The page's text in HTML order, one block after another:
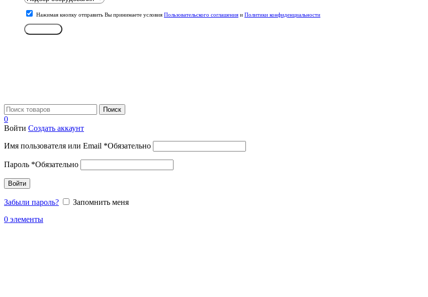
Нажимая кнопку отправить Вы принимаете условия Пользовательского соглашения и Политики конфиденциальности
Поиск
0
Войти Создать аккаунт
Имя пользователя или Email *Обязательно
Пароль *Обязательно
Войти
Забыли пароль?
Запомнить меня
0 элементы